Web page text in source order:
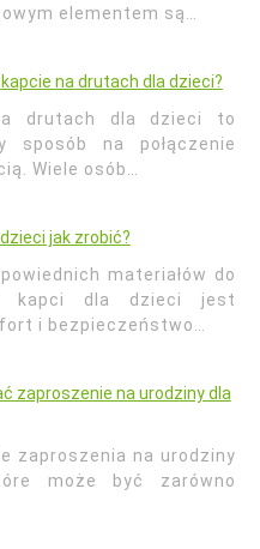
elementem są…
na drutach dla dzieci?
drutach dla dzieci to
sposób na połączenie
Wiele osób…
jak zrobić?
materiałów do
kapci dla dzieci jest
i bezpieczeństwo…
zaproszenie na urodziny dla
zaproszenia na urodziny
może być zarówno